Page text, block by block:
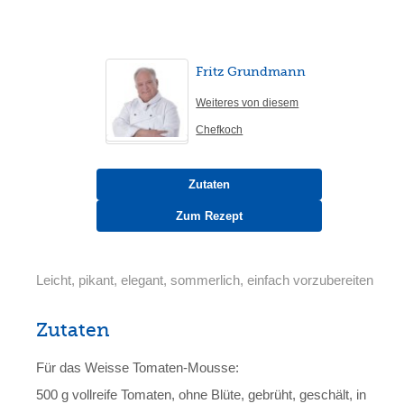
Fritz Grundmann
Weiteres von diesem
Chefkoch
Zutaten
Zum Rezept
Leicht, pikant, elegant, sommerlich, einfach vorzubereiten
Zutaten
Für das Weisse Tomaten-Mousse:
500 g vollreife Tomaten, ohne Blüte, gebrüht, geschält, in